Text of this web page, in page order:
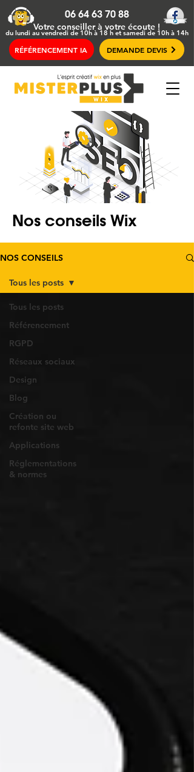
06 64 63 70 88
Votre conseillerà votre écoute !
du lundi au vendredi de 10h à 18 h et samedi de 10h à 14h
RÉFÉRENCEMENT IA DEMANDE DEVIS
Nos conseils Wix
NOS CONSEILS
Tous les posts
Référencement
RGPD
Réseaux sociaux
Design
Blog
Création ou
refonte site web
Applications
Réglementations
& normes
Tous les posts